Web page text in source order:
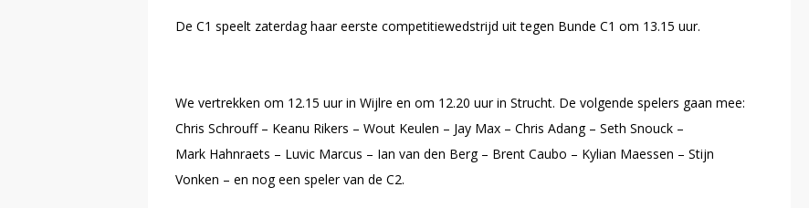
De C1 speelt zaterdag haar eerste competitiewedstrijd uit tegen Bunde C1 om 13.15 uur.
We vertrekken om 12.15 uur in Wijlre en om 12.20 uur in Strucht. De volgende spelers gaan mee:
Chris Schrouff – Keanu Rikers – Wout Keulen – Jay Max – Chris Adang – Seth Snouck –
Mark Hahnraets – Luvic Marcus – Ian van den Berg – Brent Caubo – Kylian Maessen – Stijn
Vonken – en nog een speler van de C2.